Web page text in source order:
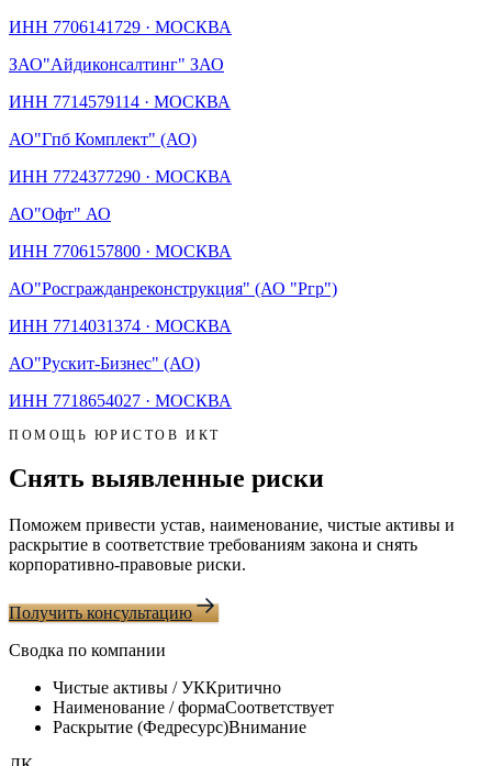
ИНН 7706141729 · МОСКВА
ЗАО"Айдиконсалтинг" ЗАО
ИНН 7714579114 · МОСКВА
АО"Гпб Комплект" (АО)
ИНН 7724377290 · МОСКВА
АО"Офт" АО
ИНН 7706157800 · МОСКВА
АО"Росгражданреконструкция" (АО "Ргр")
ИНН 7714031374 · МОСКВА
АО"Рускит-Бизнес" (АО)
ИНН 7718654027 · МОСКВА
ПОМОЩЬ ЮРИСТОВ ИКТ
Снять выявленные риски
Поможем привести устав, наименование, чистые активы и
раскрытие в соответствие требованиям закона и снять
корпоративно-правовые риски.
Получить консультацию
Сводка по компании
Чистые активы / УККритично
Наименование / формаСоответствует
Раскрытие (Федресурс)Внимание